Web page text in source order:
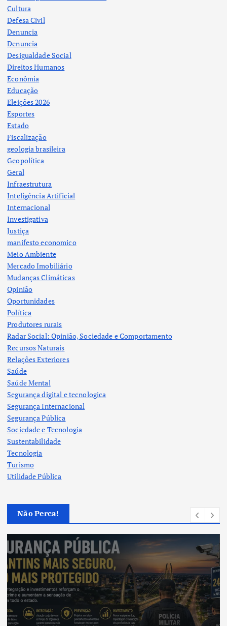
Cultura
Defesa Civil
Denuncia
Denuncia
Desigualdade Social
Direitos Humanos
Econômia
Educação
Eleições 2026
Esportes
Estado
Fiscalização
geologia brasileira
Geopolítica
Geral
Infraestrutura
Inteligência Artificial
Internacional
Investigativa
Justiça
manifesto economico
Meio Ambiente
Mercado Imobiliário
Mudanças Climáticas
Opinião
Oportunidades
Política
Produtores rurais
Radar Social: Opinião, Sociedade e Comportamento
Recursos Naturais
Relações Exteriores
Saúde
Saúde Mental
Segurança digital e tecnologica
Segurança Internacional
Segurança Pública
Sociedade e Tecnologia
Sustentabilidade
Tecnologia
Turismo
Utilidade Pública
Não Perca!
Cultura